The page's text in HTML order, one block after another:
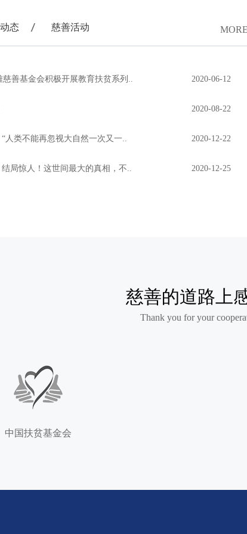
MORE
态 慈善活动
善基金会积极开展教育扶贫系列.. 2020-06-12
2020-08-22
人类不能再忽视大自然一次又一.. 2020-12-22
局惊人！这世间最大的真相，不.. 2020-12-25
慈善的道路上
Thank you for your
中国扶贫基金会